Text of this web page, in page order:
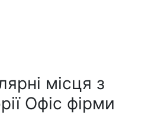
місця з
Офіс фірми